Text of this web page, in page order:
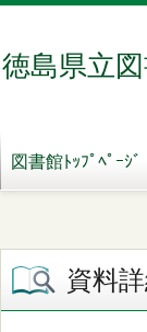
徳島県立
図書館ﾄｯﾌﾟﾍﾟｰｼﾞ
資料